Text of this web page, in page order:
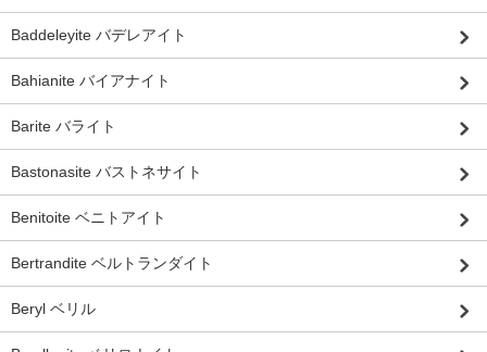
Baddeleyite バデレアイト
Bahianite バイアナイト
Barite バライト
Bastonasite バストネサイト
Benitoite ベニトアイト
Bertrandite ベルトランダイト
Beryl ベリル